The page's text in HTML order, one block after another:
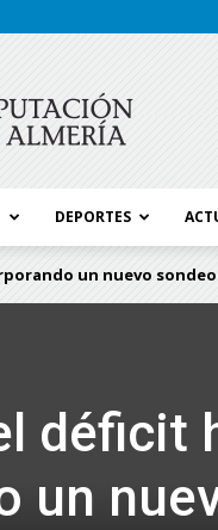
DEPORTES
un nuevo sondeo
déficit
un